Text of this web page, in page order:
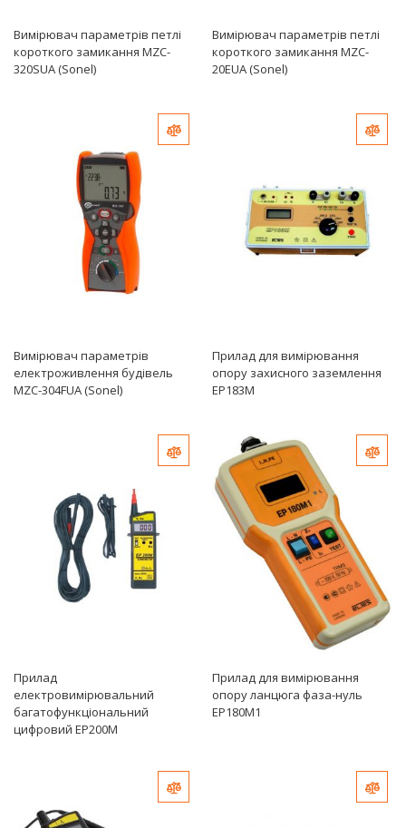
Вимірювач параметрів петлі
короткого замикання MZC-
320SUA (Sonel)
Вимірювач параметрів петлі
короткого замикання MZC-
20EUA (Sonel)
Вимірювач параметрів
електроживлення будівель
MZC-304FUA (Sonel)
Добавить в сравнение
Прилад для вимірювання
опору захисного заземлення
ЕР183М
Прилад
електровимірювальний
багатофункціональний
цифровий ЕР200М
Добавить в сравнение
Прилад для вимірювання
опору ланцюга фаза-нуль
ЕР180М1
Добавить в сравнение